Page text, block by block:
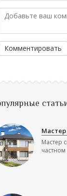
Комментировать
Мастер